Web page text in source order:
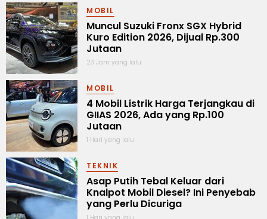
MOBIL
Muncul Suzuki Fronx SGX Hybrid
Kuro Edition 2026, Dijual Rp.300
Jutaan
23 Jam yang lalu
MOBIL
4 Mobil Listrik Harga Terjangkau di
GIIAS 2026, Ada yang Rp.100
Jutaan
1 Hari yang lalu
TEKNIK
Asap Putih Tebal Keluar dari
Knalpot Mobil Diesel? Ini Penyebab
yang Perlu Dicuriga